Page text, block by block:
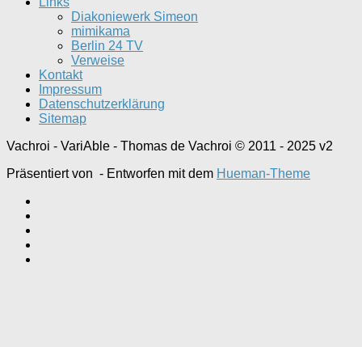
Diakoniewerk Simeon
mimikama
Berlin 24 TV
Verweise
Kontakt
Impressum
Datenschutzerklärung
Sitemap
Vachroi - VariAble - Thomas de Vachroi © 2011 - 2025 v2
Präsentiert von - Entworfen mit dem Hueman-Theme